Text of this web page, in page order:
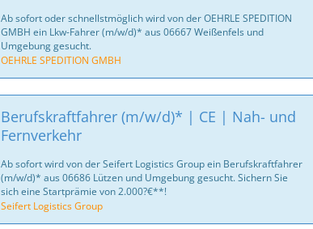
Ab sofort oder schnellstmöglich wird von der OEHRLE SPEDITION
GMBH ein Lkw-Fahrer (m/w/d)* aus 06667 Weißenfels und
Umgebung gesucht.
OEHRLE SPEDITION GMBH
Berufskraftfahrer (m/w/d)* | CE | Nah- und
Fernverkehr
Ab sofort wird von der Seifert Logistics Group ein Berufskraftfahrer
(m/w/d)* aus 06686 Lützen und Umgebung gesucht. Sichern Sie
sich eine Startprämie von 2.000?€**!
Seifert Logistics Group